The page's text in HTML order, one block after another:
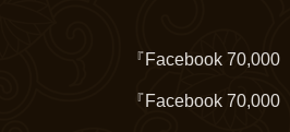
『Facebook
『Facebook